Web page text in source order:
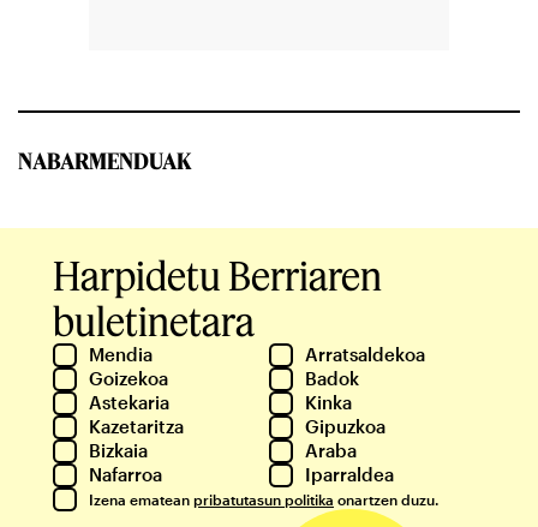
NABARMENDUAK
Harpidetu Berriaren
buletinetara
Mendia
Arratsaldekoa
Goizekoa
Badok
Astekaria
Kinka
Kazetaritza
Gipuzkoa
Bizkaia
Araba
Nafarroa
Iparraldea
Izena ematean pribatutasun politika onartzen duzu.